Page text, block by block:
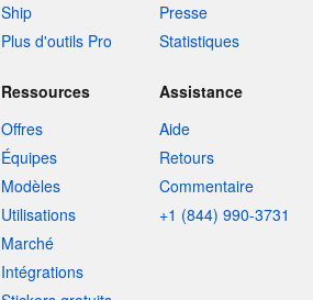
Ship
Plus d'outils Pro
Presse
Statistiques
Ressources
Offres
Équipes
Modèles
Utilisations
Marché
Intégrations
Assistance
Aide
Retours
Commentaire
+1 (844) 990-3731